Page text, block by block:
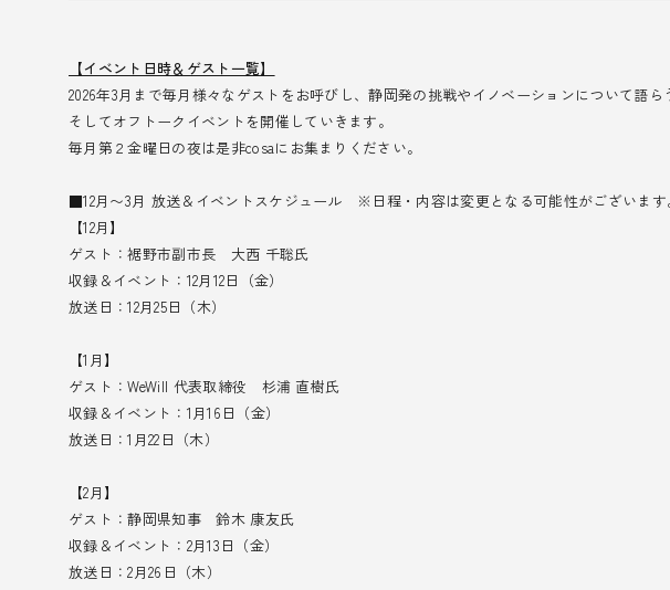
【イベント日時＆ゲスト一覧】
2026年3月まで毎月様々なゲストをお呼びし、静岡発の挑戦やイノベーションについて語ら
そしてオフトークイベントを開催していきます。
毎月第２金曜日の夜は是非cosaにお集まりください。
■12月〜3月 放送＆イベントスケジュール ※日程・内容は変更となる可能性がございます
【12月】
ゲスト：裾野市副市長 大西 千聡氏
収録＆イベント：12月12日（金）
放送日：12月25日（木）
【1月】
ゲスト：WeWill 代表取締役 杉浦 直樹氏
収録＆イベント：1月16日（金）
放送日：1月22日（木）
【2月】
ゲスト：静岡県知事 鈴木 康友氏
収録＆イベント：2月13日（金）
放送日：2月26日（木）